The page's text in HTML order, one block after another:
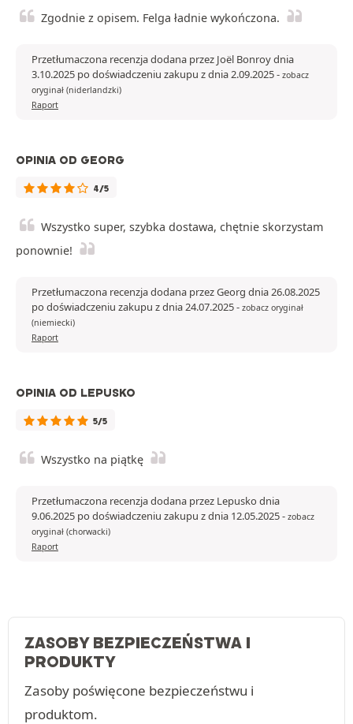
Zgodnie z opisem. Felga ładnie wykończona.
Przetłumaczona recenzja dodana przez Joël Bonroy dnia
3.10.2025 po doświadczeniu zakupu z dnia 2.09.2025- zobacz
oryginał (niderlandzki)
Raport
OPINIA OD GEORG
4/5
Wszystko super, szybka dostawa, chętnie skorzystam
ponownie!
Przetłumaczona recenzja dodana przez Georg dnia 26.08.2025
po doświadczeniu zakupu z dnia 24.07.2025- zobacz oryginał
(niemiecki)
Raport
OPINIA OD LEPUSKO
5/5
Wszystko na piątkę
Przetłumaczona recenzja dodana przez Lepusko dnia
9.06.2025 po doświadczeniu zakupu z dnia 12.05.2025- zobacz
oryginał (chorwacki)
Raport
ZASOBY BEZPIECZEŃSTWA I
PRODUKTY
Zasoby poświęcone bezpieczeństwu i
produktom.